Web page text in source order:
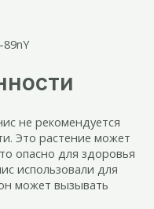
не рекомендуется
Это растение может
опасно для здоровья
использовали для
может вызывать